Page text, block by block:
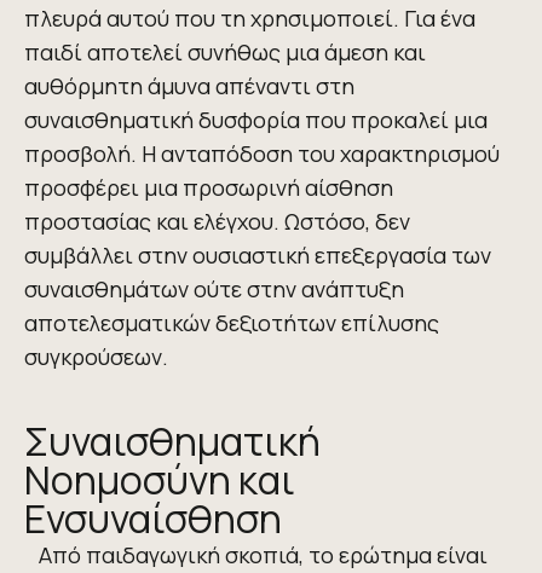
πλευρά αυτού που τη χρησιμοποιεί. Για ένα
παιδί αποτελεί συνήθως μια άμεση και
αυθόρμητη άμυνα απέναντι στη
συναισθηματική δυσφορία που προκαλεί μια
προσβολή. Η ανταπόδοση του χαρακτηρισμού
προσφέρει μια προσωρινή αίσθηση
προστασίας και ελέγχου. Ωστόσο, δεν
συμβάλλει στην ουσιαστική επεξεργασία των
συναισθημάτων ούτε στην ανάπτυξη
αποτελεσματικών δεξιοτήτων επίλυσης
συγκρούσεων.
Συναισθηματική
Νοημοσύνη και
Ενσυναίσθηση
Από παιδαγωγική σκοπιά, το ερώτημα είναι